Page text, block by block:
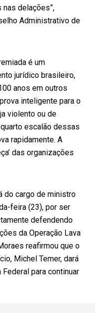
delações”,
Administrativo de
é um
jurídico brasileiro,
anos em outros
inteligente para o
violento ou de
escalão dessas
rapidamente. A
das organizações
do cargo de ministro
feira (23), por ser
defendendo
da Operação Lava
reafirmou que o
Michel Temer, dará
para continuar